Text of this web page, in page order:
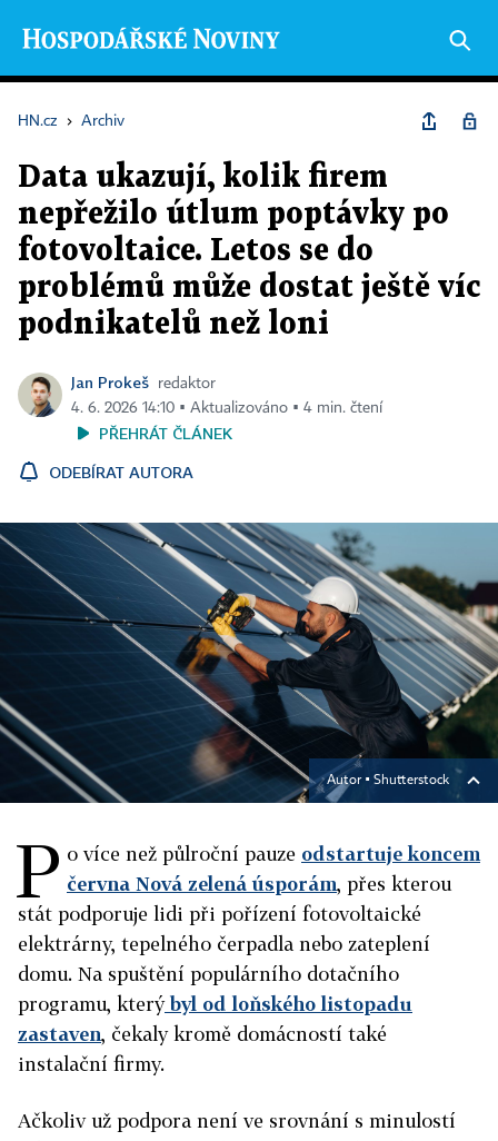
HN.cz › Archiv
Data ukazují, kolik firem
nepřežilo útlum poptávky po
fotovoltaice. Letos se do
problémů může dostat ještě víc
podnikatelů než loni
Jan Prokeš
redaktor
4. 6. 2026 14:10 ▪ Aktualizováno ▪ 4 min. čtení
PŘEHRÁT ČLÁNEK
ODEBÍRAT AUTORA
Autor ▪ Shutterstock
P o více než půlroční pauze odstartuje koncem
června Nová zelená úsporám, přes kterou
stát podporuje lidi při pořízení fotovoltaické
elektrárny, tepelného čerpadla nebo zateplení
domu. Na spuštění populárního dotačního
programu, kterýbyl od loňského listopadu
zastaven, čekaly kromě domácností také
instalační firmy.
Ačkoliv už podpora není ve srovnání s minulostí